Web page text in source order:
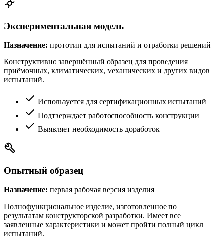
Экспериментальная модель
Назначение: прототип для испытаний и отработки решений
Конструктивно завершённый образец для проведения
приёмочных, климатических, механических и других видов
испытаний.
Используется для сертификационных испытаний
Подтверждает работоспособность конструкции
Выявляет необходимость доработок
Опытный образец
Назначение: первая рабочая версия изделия
Полнофункциональное изделие, изготовленное по
результатам конструкторской разработки. Имеет все
заявленные характеристики и может пройти полный цикл
испытаний.